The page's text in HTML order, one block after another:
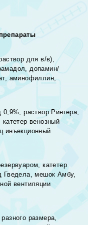
для в/в),
допамин/
аминофиллин,
раствор Рингера,
венозный
инъекционный
катетер
Гведела, мешок Амбу,
вентиляции
размера,